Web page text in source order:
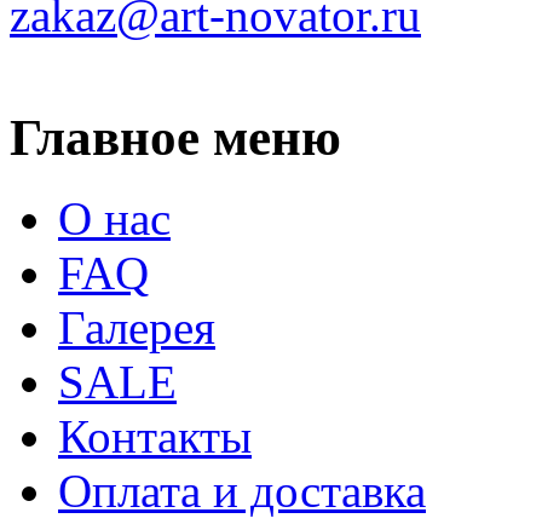
zakaz@art-novator.ru
Главное меню
О нас
FAQ
Галерея
SALE
Контакты
Оплата и доставка